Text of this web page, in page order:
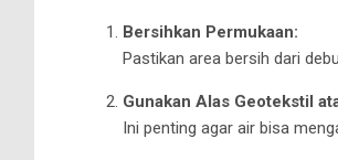
Bersihkan Permukaan:
Pastikan area bersih dari
Gunakan Alas Geotekstil
Ini penting agar air bisa